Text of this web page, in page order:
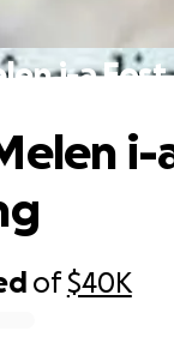
i-a
of$40K